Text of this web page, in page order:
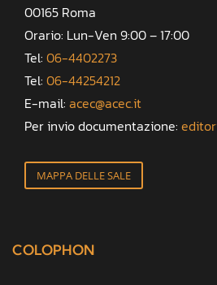
00165 Roma
Orario: Lun-Ven 9:00 – 17:00
Tel: 06-4402273
Tel: 06-44254212
E-mail: acec@acec.it
Per invio documentazione:
MAPPA DELLE SALE
COLOPHON